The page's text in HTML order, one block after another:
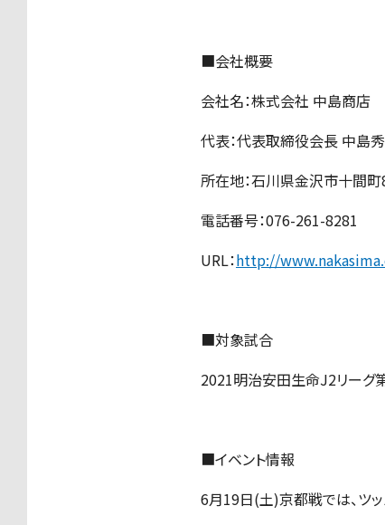
■会社概要
会社名：株式会社 中島商店
代表：代表取締役会長 中島
所在地：石川県金沢市十間
電話番号：076-261-8281
URL：http://
■対象試合
2021明治安田生命J2リーグ
■イベント情報
6月19日(土)京都戦では、ツッ